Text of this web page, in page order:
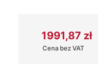
1991,87 zł
Cena bez VAT